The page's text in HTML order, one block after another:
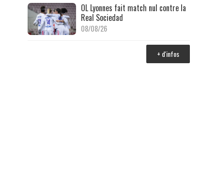
OL Lyonnes fait match nul contre la
Real Sociedad
08/08/26
+ d'infos